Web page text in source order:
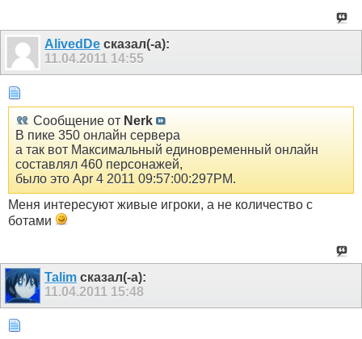
AlivedDe сказал(-а):
11.04.2011 14:55
Сообщение от Nerk
В пике 350 онлайн сервера
а так вот Максимальный единовременный онлайн
составлял 460 персонажей,
было это Apr 4 2011 09:57:00:297PM.
Меня интересуют живые игроки, а не количество с
ботами
Talim сказал(-а):
11.04.2011 15:48